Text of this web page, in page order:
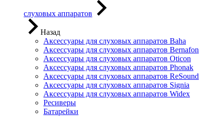
слуховых аппаратов
Назад
Аксессуары для слуховых аппаратов Baha
Аксессуары для слуховых аппаратов Bernafon
Аксессуары для слуховых аппаратов Oticon
Аксессуары для слуховых аппаратов Phonak
Аксессуары для слуховых аппаратов ReSound
Аксессуары для слуховых аппаратов Signia
Аксессуары для слуховых аппаратов Widex
Ресиверы
Батарейки